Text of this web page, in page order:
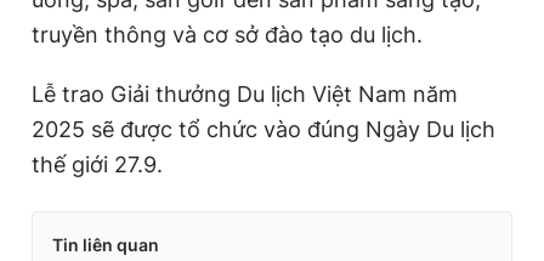
truyền thông và cơ sở đào tạo du lịch.
Lễ trao Giải thưởng Du lịch Việt Nam năm
2025 sẽ được tổ chức vào đúng Ngày Du lịch
thế giới 27.9.
Tin liên quan